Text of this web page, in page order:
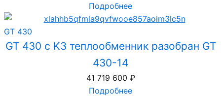
Подробнее
GT 430
GT 430 с K3 теплообменник разобран GT
430-14
41 719 600 ₽
Подробнее